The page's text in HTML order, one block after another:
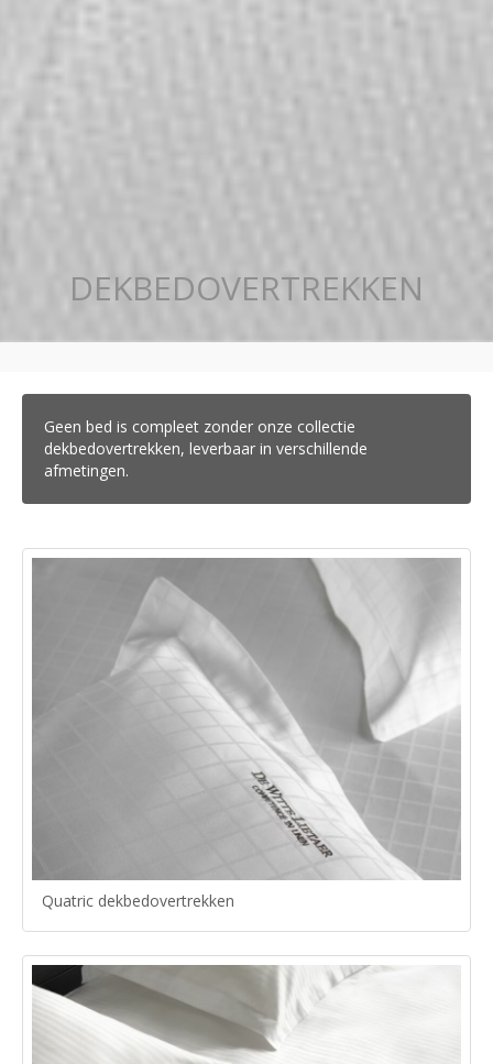
DEKBEDOVERTREKKEN
Geen bed is compleet zonder onze collectie
dekbedovertrekken, leverbaar in verschillende
afmetingen.
Quatric dekbedovertrekken